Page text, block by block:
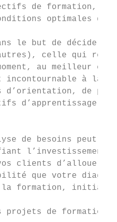
de formation, les
optimales
le but de décider
celle qui
au meilleur
à la
d’orientation, de
d’apprentissage
de besoins peut
l’investissement.
clients d’allouer
que votre
la formation,
projets de formation